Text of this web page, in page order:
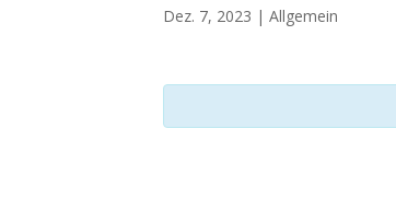
Dez. 7, 2023 | Allgemein